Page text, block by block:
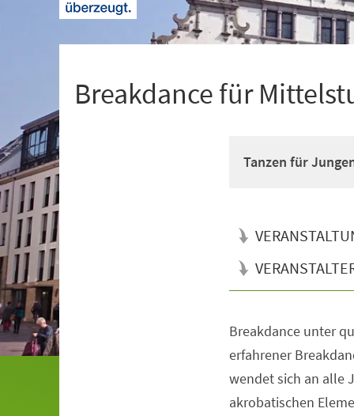
Breakdance für
Tanzen für
Breakdance unter
erfahrener
wendet sich an alle
akrobatischen